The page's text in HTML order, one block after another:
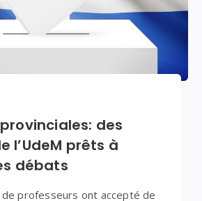
des
l’UdeM prêts à
débats
de professeurs ont accepté de